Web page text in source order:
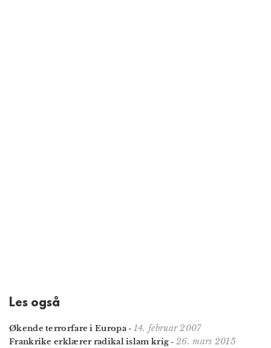
Les også
Økende terrorfare i Europa- 14. februar 2007
Frankrike erklærer radikal islam krig -26. mars 2015